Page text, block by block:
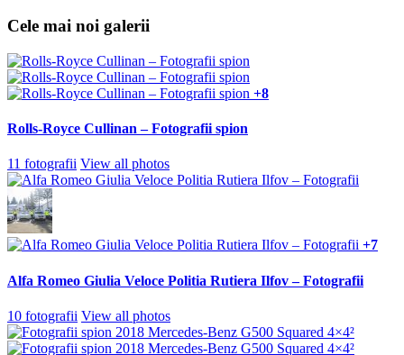
Cele mai noi galerii
+8
Rolls-Royce Cullinan – Fotografii spion
11 fotografii View all photos
+7
Alfa Romeo Giulia Veloce Politia Rutiera Ilfov – Fotografii
10 fotografii View all photos